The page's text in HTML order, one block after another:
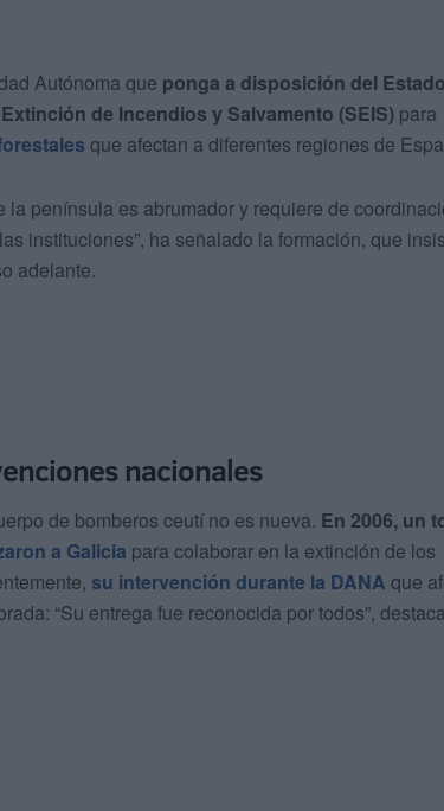
Autónoma que ponga a disposición del
de Incendios y Salvamento (SEIS) para
que afectan a diferentes regiones de
península es abrumador y requiere de
instituciones”, ha señalado la formación, que
adelante.
nacionales
de bomberos ceutí no es nueva. En 2006, un
a Galicia para colaborar en la extinción de los
su intervención durante la DANA que
“Su entrega fue reconocida por todos”,